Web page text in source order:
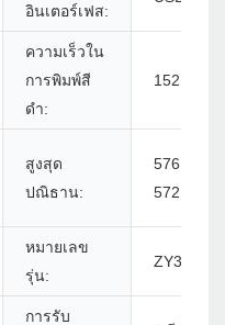
อินเตอร์เฟส:
ความเร็วใน
การพิมพ์สี
ดำ:
152 มม./s
สูงสุด
ปณิธาน:
หมายเลข
รุ่น:
ZY3310 -
การรับ